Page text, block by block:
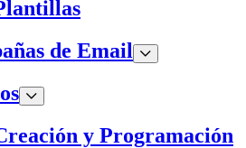
de Email
y Programación